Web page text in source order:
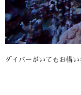
ダイバーがいてもお構